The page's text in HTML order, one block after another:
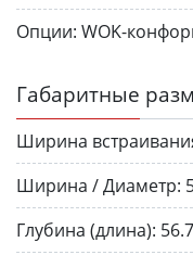
Опции: WOK-
Габаритные
Ширина
Ширина / Диаметр:
Глубина (длина):